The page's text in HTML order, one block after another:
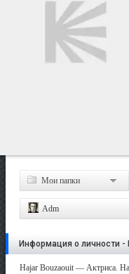
Мои папки
Adm
Информация о личности -
Hajar Bouzaouit — Актриса. На